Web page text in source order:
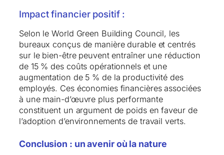
Impact financier positif :
Selon le World Green Building Council, les
bureaux conçus de manière durable et centrés
sur le bien-être peuvent entraîner une réduction
de 15 % des coûts opérationnels et une
augmentation de 5 % de la productivité des
employés. Ces économies financières associées
à une main-d’œuvre plus performante
constituent un argument de poids en faveur de
l’adoption d’environnements de travail verts.
Conclusion : un avenir où la nature